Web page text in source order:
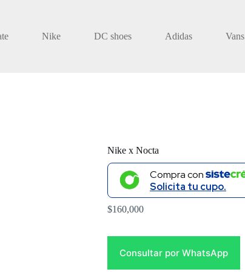
Nike DC shoes Adidas Vans
Nike x Nocta
Compra con
Solicita tu cupo.
$160,000
Consultar por WhatsApp